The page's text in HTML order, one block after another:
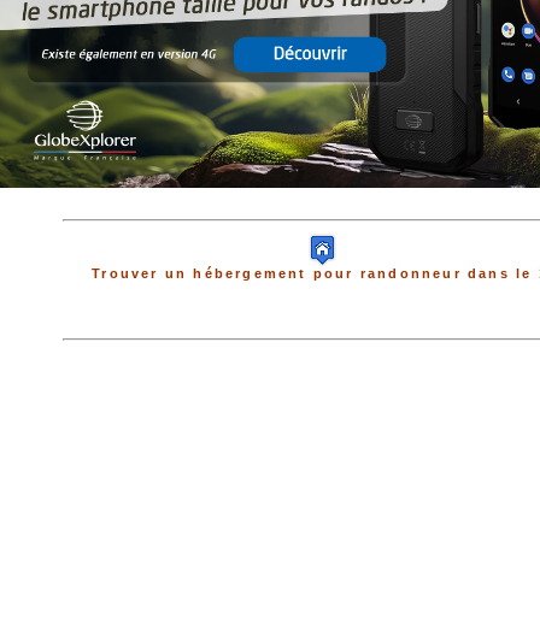
Trouver un hébergement pour randonneur dans le